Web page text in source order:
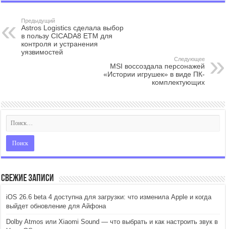
Предыдущий
Astros Logistics сделала выбор
в пользу CICADA8 ETM для
контроля и устранения
уязвимостей
Следующее
MSI воссоздала персонажей
«Истории игрушек» в виде ПК-
комплектующих
Свежие записи
iOS 26.6 beta 4 доступна для загрузки: что изменила Apple и когда
выйдет обновление для Айфона
Dolby Atmos или Xiaomi Sound — что выбрать и как настроить звук в